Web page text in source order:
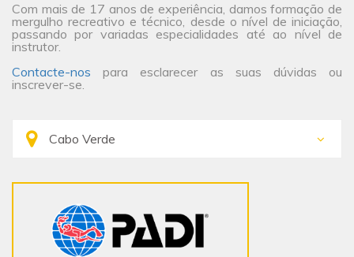
Com mais de 17 anos de experiência, damos formação de
mergulho recreativo e técnico, desde o nível de iniciação,
passando por variadas especialidades até ao nível de
instrutor.
Contacte-nos para esclarecer as suas dúvidas ou
inscrever-se.